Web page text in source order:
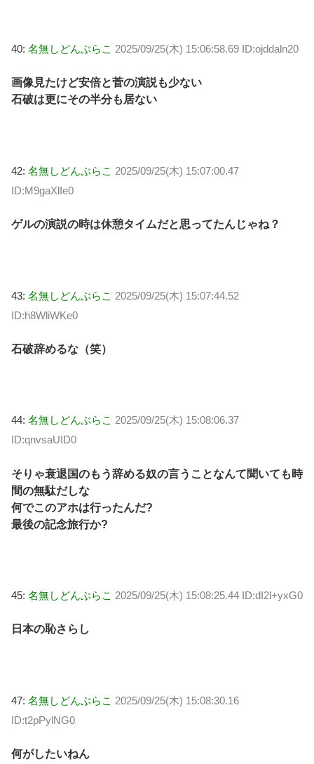
40: 名無しどんぶらこ 2025/09/25(木) 15:06:58.69 ID:ojddaln20
画像見たけど安倍と菅の演説も少ない
石破は更にその半分も居ない
42: 名無しどんぶらこ 2025/09/25(木) 15:07:00.47
ID:M9gaXlIe0
ゲルの演説の時は休憩タイムだと思ってたんじゃね？
43: 名無しどんぶらこ 2025/09/25(木) 15:07:44.52
ID:h8WliWKe0
石破辞めるな（笑）
44: 名無しどんぶらこ 2025/09/25(木) 15:08:06.37
ID:qnvsaUID0
そりゃ衰退国のもう辞める奴の言うことなんて聞いても時
間の無駄だしな
何でこのアホは行ったんだ?
最後の記念旅行か?
45: 名無しどんぶらこ 2025/09/25(木) 15:08:25.44 ID:dI2l+yxG0
日本の恥さらし
47: 名無しどんぶらこ 2025/09/25(木) 15:08:30.16
ID:t2pPylNG0
何がしたいねん